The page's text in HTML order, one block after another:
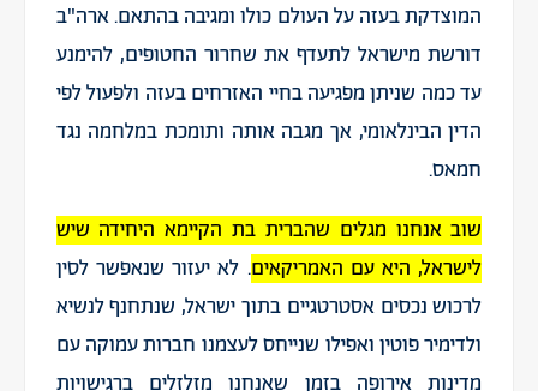
המוצדקת בעזה על העולם כולו ומגיבה בהתאם. ארה"ב
דורשת מישראל לתעדף את שחרור החטופים, להימנע
עד כמה שניתן מפגיעה בחיי האזרחים בעזה ולפעול לפי
הדין הבינלאומי, אך מגבה אותה ותומכת במלחמה נגד
חמאס.
שוב אנחנו מגלים שהברית בת הקיימא היחידה שיש
לישראל, היא עם האמריקאים. לא יעזור שנאפשר לסין
לרכוש נכסים אסטרטגיים בתוך ישראל, שנתחנף לנשיא
ולדימיר פוטין ואפילו שנייחס לעצמנו חברות עמוקה עם
מדינות אירופה בזמן שאנחנו מזלזלים ברגישויות